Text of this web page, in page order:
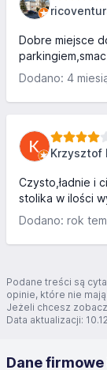
centrum jest
parkingi
posesji . 🍀
Dobre miejsce
Dodano: 4
Krzysztof
Czysto,ładnie i
stolika w ilości
listopadzie, być
Dodano: rok
Podane treści są
opinie, które nie
Jeżeli chcesz
Data aktualizacji:
Dane firmowe